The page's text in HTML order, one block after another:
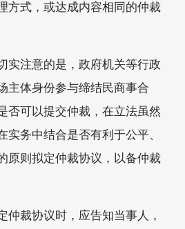
方式，或达成内容相同的仲裁
实注意的是，政府机关等行政
主体身份参与缔结民商事合
否可以提交仲裁，在立法虽然
实务中结合是否有利于公平、
原则拟定仲裁协议，以备仲裁
仲裁协议时，应告知当事人，